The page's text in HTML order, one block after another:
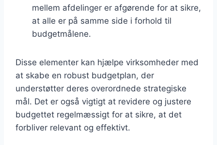
mellem afdelinger er afgørende for at sikre,
at alle er på samme side i forhold til
budgetmålene.
Disse elementer kan hjælpe virksomheder med
at skabe en robust budgetplan, der
understøtter deres overordnede strategiske
mål. Det er også vigtigt at revidere og justere
budgettet regelmæssigt for at sikre, at det
forbliver relevant og effektivt.